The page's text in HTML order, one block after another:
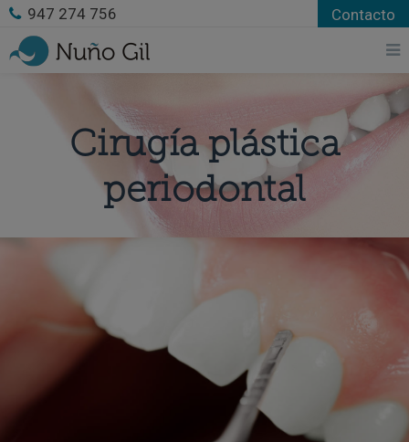
Cirugía plástica
periodontal
947 274 756 Contacto